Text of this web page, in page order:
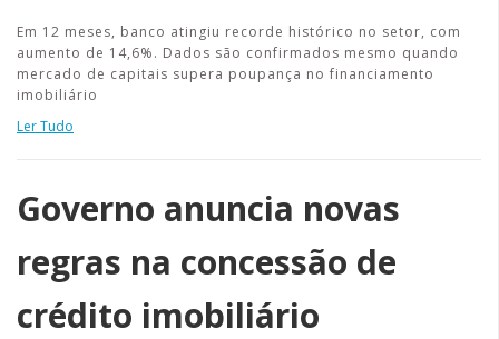
Em 12 meses, banco atingiu recorde histórico no setor, com
aumento de 14,6%. Dados são confirmados mesmo quando
mercado de capitais supera poupança no financiamento
imobiliário
Ler Tudo
Governo anuncia novas
regras na concessão de
crédito imobiliário